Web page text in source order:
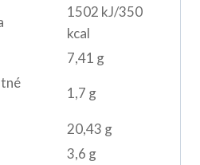
1502 kJ/350
kcal
7,41 g
1,7 g
20,43 g
3,6 g